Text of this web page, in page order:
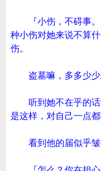
『小伤，不碍事。
种小伤对她来说不算
伤。
盗墓嘛，多多少少
听到她不在乎的话
是这样，对自己一点都
看到他的届似乎皱